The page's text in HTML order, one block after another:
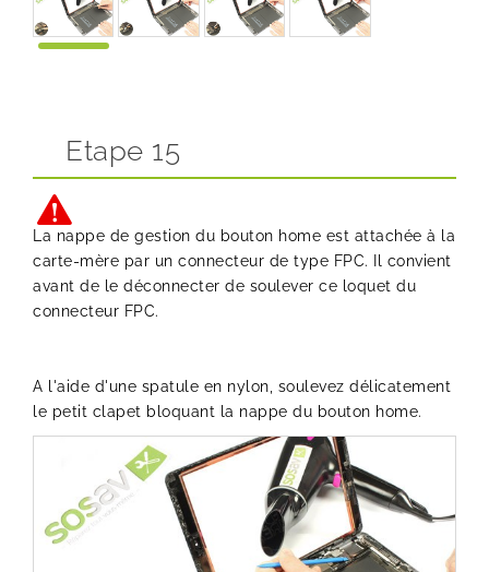
Etape 15
La nappe de gestion du bouton home est attachée à la
carte-mère par un connecteur de type FPC. Il convient
avant de le déconnecter de soulever ce loquet du
connecteur FPC.
A l'aide d'une spatule en nylon, soulevez délicatement
le petit clapet bloquant la nappe du bouton home.